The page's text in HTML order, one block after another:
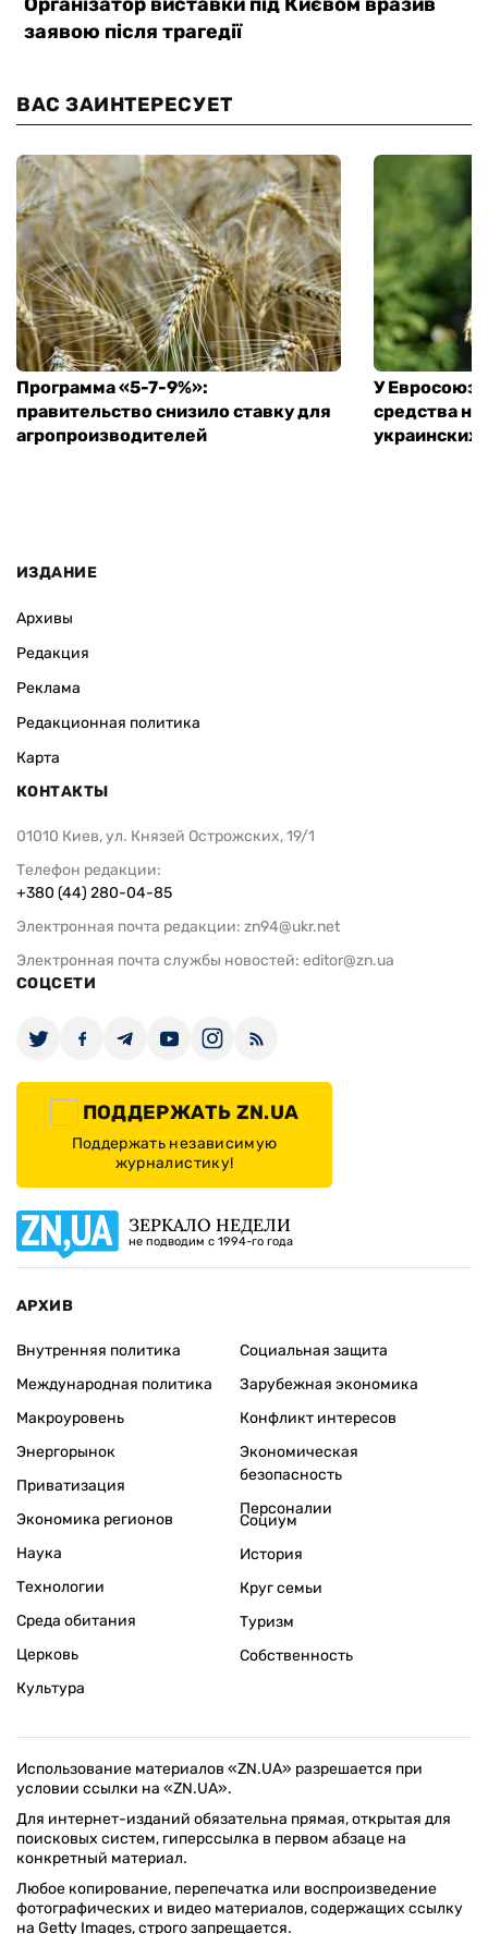
ВАС ЗАИНТЕРЕСУЕТ
Программа «5-7-9%»:
правительство снизило ставку для
агропроизводителей
У
средства
ИЗДАНИЕ
Архивы
Редакция
Реклама
Редакционная политика
Карта
КОНТАКТЫ
01010 Киев, ул. Князей Острожских, 19/1
Телефон редакции:
+380 (44) 280-04-85
Электронная почта редакции: zn94@ukr.net
Электронная почта службы новостей: editor@zn.ua
СОЦСЕТИ
ПОДДЕРЖАТЬ ZN.UA
Поддержать независимую
журналистику!
ЗЕРКАЛО НЕДЕЛИ
не подводим с 1994-го года
АРХИВ
Внутренняя политика
Международная политика
Макроуровень
Энергорынок
Приватизация
Экономика регионов
Социальная защита
Зарубежная экономика
Конфликт интересов
Экономическая
безопасность
Персоналии
Наука
Технологии
Среда обитания
Церковь
Культура
Социум
История
Круг семьи
Туризм
Собственность
Использование материалов «ZN.UA» разрешается при
условии ссылки на «ZN.UA».
Для интернет-изданий обязательна прямая, открытая для
поисковых систем, гиперссылка в первом абзаце на
конкретный материал.
Любое копирование, перепечатка или воспроизведение
фотографических и видео материалов, содержащих ссылку
на Getty Images, строго запрещается.